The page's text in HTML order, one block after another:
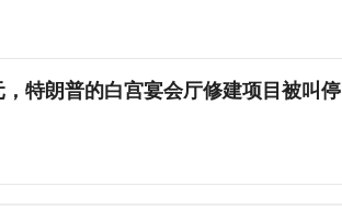
特朗普的白宫宴会厅修建项目被叫停